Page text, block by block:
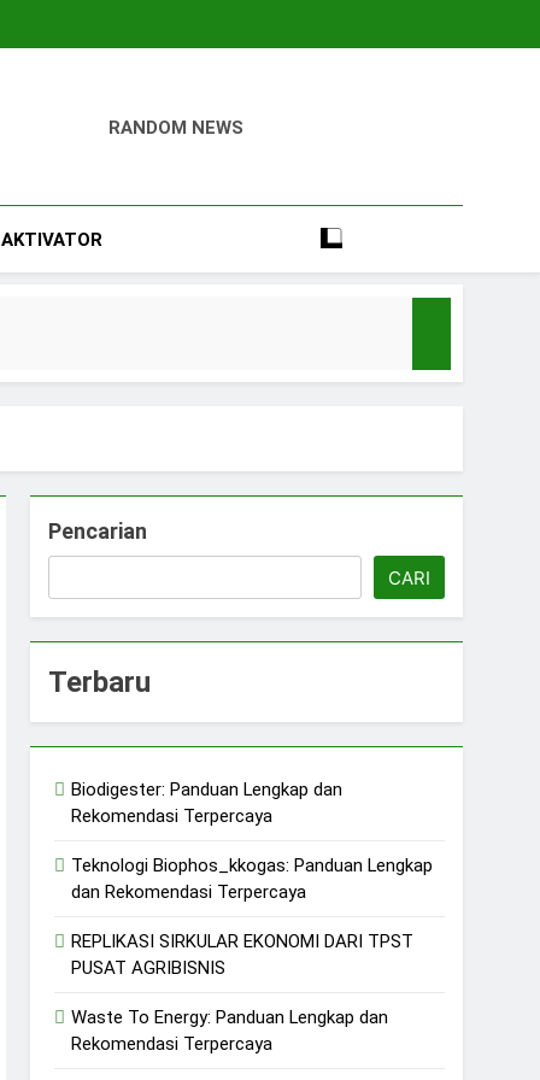
RANDOM NEWS
AKTIVATOR
KDMP
Pencarian
CARI
Terbaru
Biodigester: Panduan Lengkap dan
Rekomendasi Terpercaya
Teknologi Biophos_kkogas: Panduan Lengkap
dan Rekomendasi Terpercaya
REPLIKASI SIRKULAR EKONOMI DARI TPST
PUSAT AGRIBISNIS
Waste To Energy: Panduan Lengkap dan
Rekomendasi Terpercaya